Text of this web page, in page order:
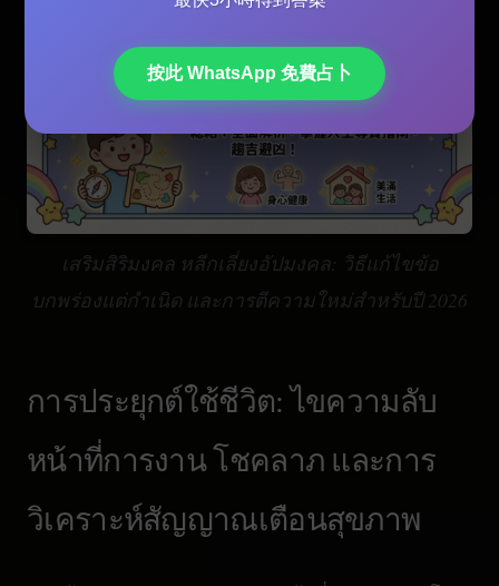
เสริมสิริมงคล หลีกเลี่ยงอัปมงคล: วิธีแก้ไขข้อ
บกพร่องแต่กำเนิด และการตีความใหม่สำหรับปี 2026
การประยุกต์ใช้ชีวิต: ไขความลับ
หน้าที่การงาน โชคลาภ และการ
วิเคราะห์สัญญาณเตือนสุขภาพ
按此 WhatsApp 免費占卜